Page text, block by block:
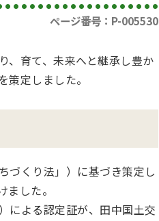
ページ番号：P-005530
、育て、未来へと継承し豊か
定しました。
づくり法」）に基づき策定し
した。
による認定証が、田中国土交